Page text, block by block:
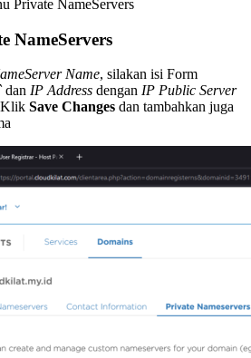
Private NameServers
NameServers
Name, silakan isi Form
dan IP Address dengan IP Public Server
Klik Save Changes dan tambahkan juga